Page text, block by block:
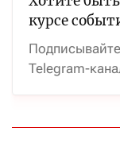
курсе
Telegram-